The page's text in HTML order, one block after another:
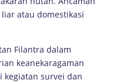
atau domestikasi
Filantra dalam
keanekaragaman
kegiatan survei dan